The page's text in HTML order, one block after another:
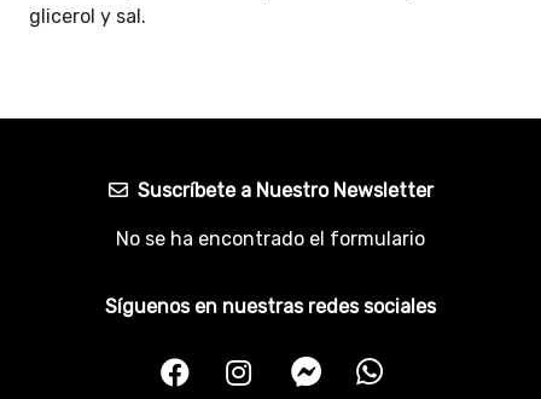
glicerol y sal.
Suscríbete a Nuestro Newsletter
No se ha encontrado el formulario
Síguenos en nuestras redes sociales